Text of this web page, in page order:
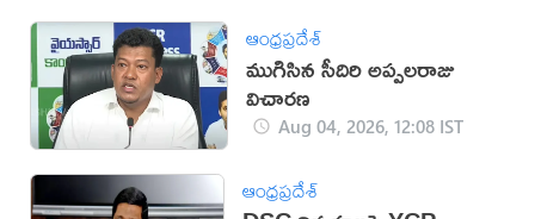
ఆంధ్రప్రదేశ్
ముగిసిన సీదిరి అప్పలరాజు
విచారణ
Aug 04, 2026, 12:08 IST
ఆంధ్రప్రదేశ్